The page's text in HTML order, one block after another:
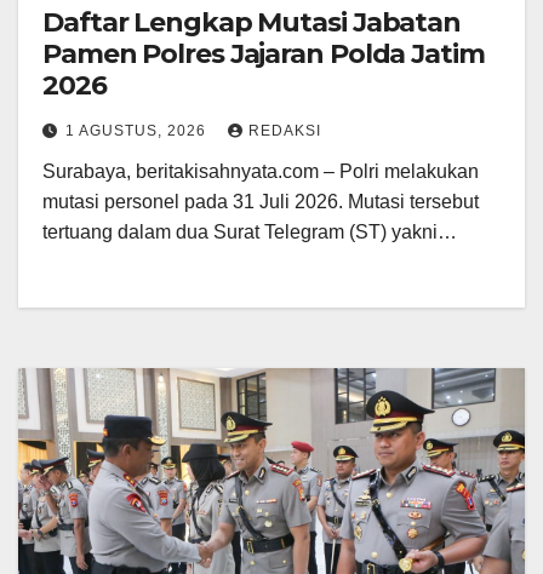
Daftar Lengkap Mutasi Jabatan
Pamen Polres Jajaran Polda Jatim
2026
1 AGUSTUS, 2026 REDAKSI
Surabaya, beritakisahnyata.com – Polri melakukan
mutasi personel pada 31 Juli 2026. Mutasi tersebut
tertuang dalam dua Surat Telegram (ST) yakni…